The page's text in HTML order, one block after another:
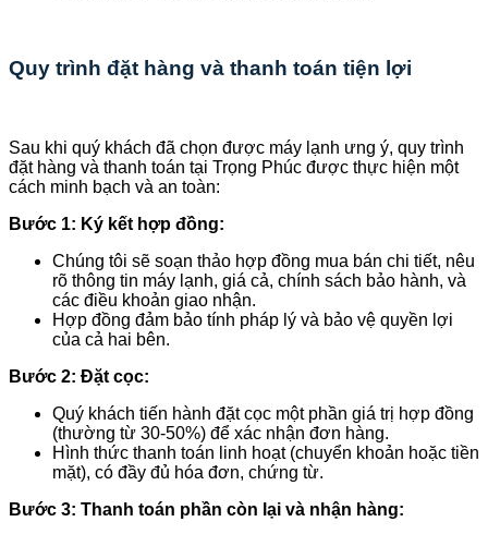
Quy trình đặt hàng và thanh toán tiện lợi
Sau khi quý khách đã chọn được máy lạnh ưng ý, quy trình
đặt hàng và thanh toán tại Trọng Phúc được thực hiện một
cách minh bạch và an toàn:
Bước 1: Ký kết hợp đồng:
Chúng tôi sẽ soạn thảo hợp đồng mua bán chi tiết, nêu
rõ thông tin máy lạnh, giá cả, chính sách bảo hành, và
các điều khoản giao nhận.
Hợp đồng đảm bảo tính pháp lý và bảo vệ quyền lợi
của cả hai bên.
Bước 2: Đặt cọc:
Quý khách tiến hành đặt cọc một phần giá trị hợp đồng
(thường từ 30-50%) để xác nhận đơn hàng.
Hình thức thanh toán linh hoạt (chuyển khoản hoặc tiền
mặt), có đầy đủ hóa đơn, chứng từ.
Bước 3: Thanh toán phần còn lại và nhận hàng: